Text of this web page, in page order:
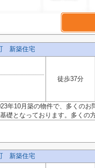
新築住宅
徒歩37分
10月築の物件で、多くのお
礎となっております。多くの
新築住宅